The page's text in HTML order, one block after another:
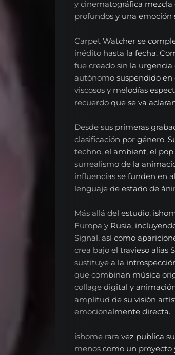
y cinematográfica
profundos y una emoción
Carpet Watcher se
inédito hasta la fecha.
fue creado sin la
autónomo suspendido
viscosos y melodías
recuerdo que se va
Desde sus primeras
clasificación por género.
techno, el ambient, el
surrealismo de la
influencias se funden en
lenguaje de estado de
Más allá del estudio,
Europa y Rusia,
Signal, así como
crea bajo el travieso alias
sustituye a la
que combinan música
collage digital y
amplitud de su visión
emocionalmente directa.
ishome rara vez publica
menos como un